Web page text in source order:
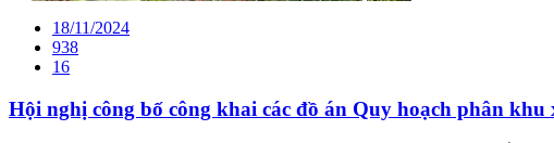
18/11/2024
938
16
Hội nghị công bố công khai các đồ án Quy hoạch phân